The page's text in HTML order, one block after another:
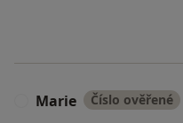
Marie Číslo ověřené